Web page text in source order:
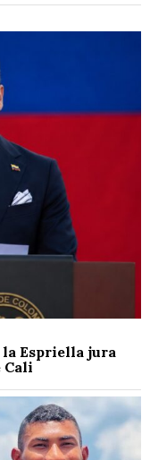
la Espriella jura
Cali